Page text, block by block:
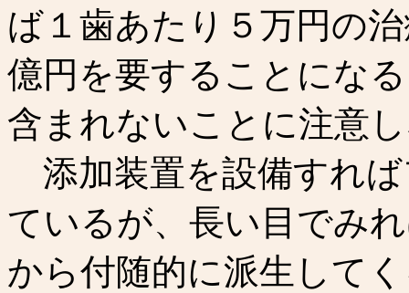
ば１歯あたり５万円の
億円を要することにな
含まれないことに注意
添加装置を設備すれ
ているが、長い目でみ
から付随的に派生して